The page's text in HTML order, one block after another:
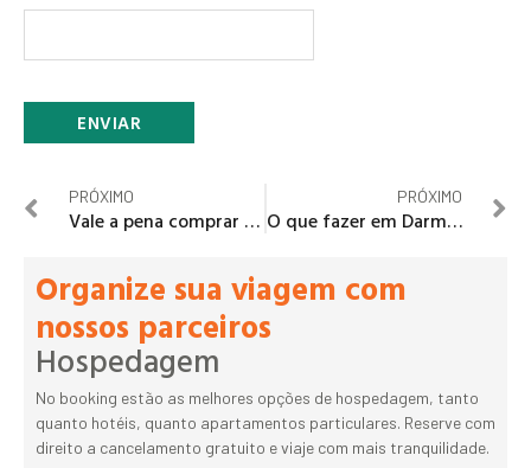
PRÓXIMO
Vale a pena comprar o Vienna City Card?
PRÓXIMO
O que fazer em Darmstadt, Alemanha?
Organize sua viagem com
nossos parceiros
Hospedagem
No booking estão as melhores opções de hospedagem, tanto
quanto hotéis, quanto apartamentos particulares. Reserve com
direito a cancelamento gratuito e viaje com mais tranquilidade.